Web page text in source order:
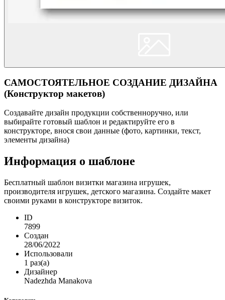
САМОСТОЯТЕЛЬНОЕ СОЗДАНИЕ ДИЗАЙНА
(Конструктор макетов)
Создавайте дизайн продукции собственноручно, или
выбирайте готовый шаблон и редактируйте его в
конструкторе, внося свои данные (фото, картинки, текст,
элементы дизайна)
Информация о шаблоне
Бесплатный шаблон визитки магазина игрушек,
производителя игрушек, детского магазина. Создайте макет
своими руками в конструкторе визиток.
ID
7899
Создан
28/06/2022
Использовали
1 раз(а)
Дизайнер
Nadezhda Manakova